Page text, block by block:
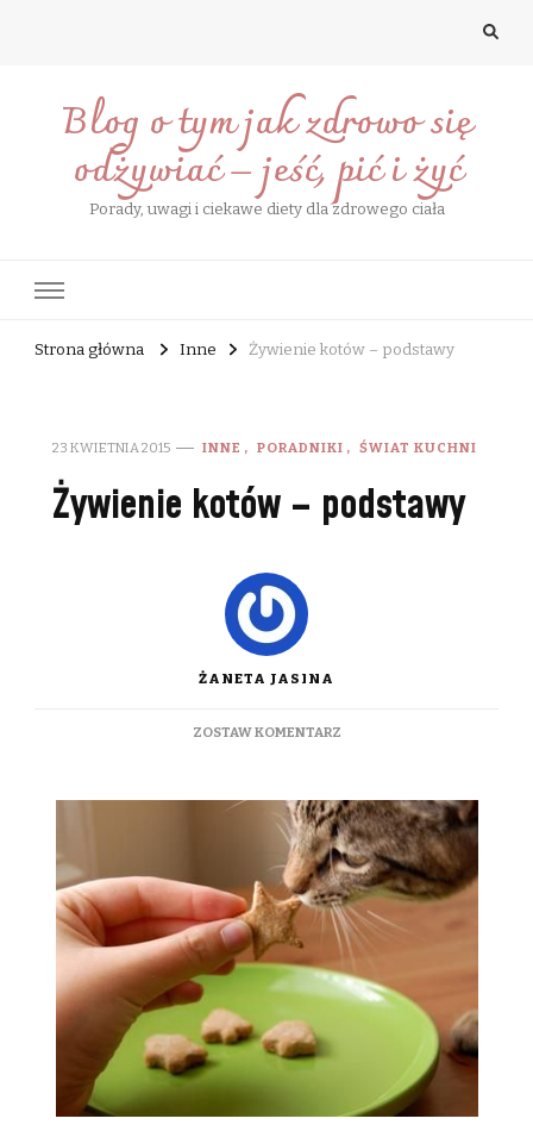
Blog o tym jak zdrowo się
odżywiać – jeść, pić i żyć
Porady, uwagi i ciekawe diety dla zdrowego ciała
Strona główna Inne Żywienie kotów – podstawy
23 KWIETNIA 2015 INNE PORADNIKI ŚWIAT KUCHNI
Żywienie kotów – podstawy
ŻANETA JASINA
ZOSTAW KOMENTARZDO
–
PODSTAWY